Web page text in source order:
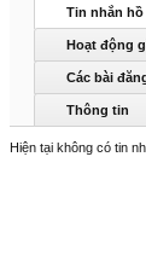
Tin nhắn
Hoạt động
Các bài
Thông tin
Hiện tại không có tin